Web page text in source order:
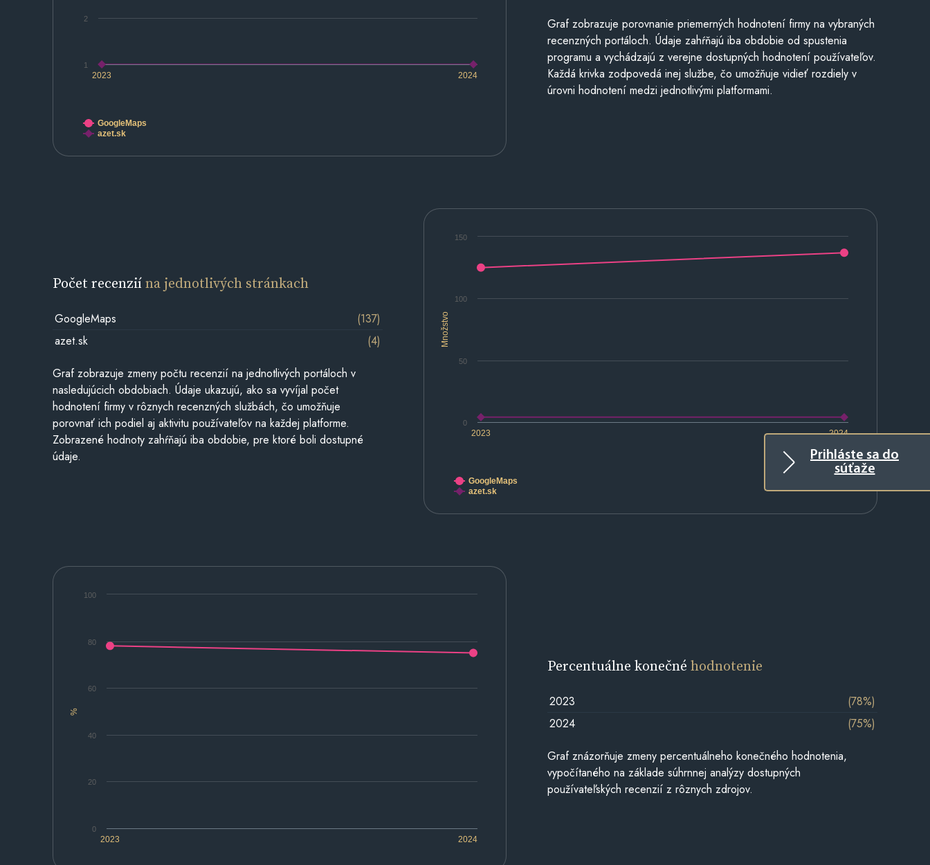
Prihláste sa do
súťaže
2023 2024
1
2
GoogleMaps
azet.sk
Graf zobrazuje porovnanie priemerných hodnotení firmy na vybraných
recenzných portáloch. Údaje zahŕňajú iba obdobie od spustenia
programu a vychádzajú z verejne dostupných hodnotení používateľov.
Každá krivka zodpovedá inej službe, čo umožňuje vidieť rozdiely v
úrovni hodnotení medzi jednotlivými platformami.
Množstvo
2023 2024
0
50
100
150
GoogleMaps
azet.sk
Počet recenziína jednotlivých stránkach
GoogleMaps
(137)
azet.sk
(4)
Graf zobrazuje zmeny počtu recenzií na jednotlivých portáloch v
nasledujúcich obdobiach. Údaje ukazujú, ako sa vyvíjal počet
hodnotení firmy v rôznych recenzných službách, čo umožňuje
porovnať ich podiel aj aktivitu používateľov na každej platforme.
Zobrazené hodnoty zahŕňajú iba obdobie, pre ktoré boli dostupné
údaje.
%
2023 2024
0
20
40
60
80
100
Percentuálne konečnéhodnotenie
2023
(78%)
2024
(75%)
Graf znázorňuje zmeny percentuálneho konečného hodnotenia,
vypočítaného na základe súhrnnej analýzy dostupných
používateľských recenzií z rôznych zdrojov.